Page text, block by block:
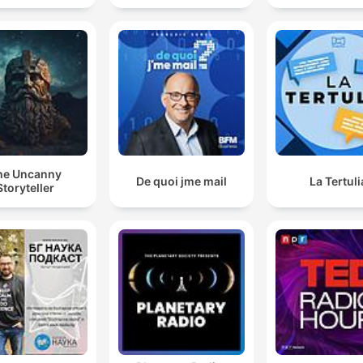
Uncanny
De quoi jme mail La